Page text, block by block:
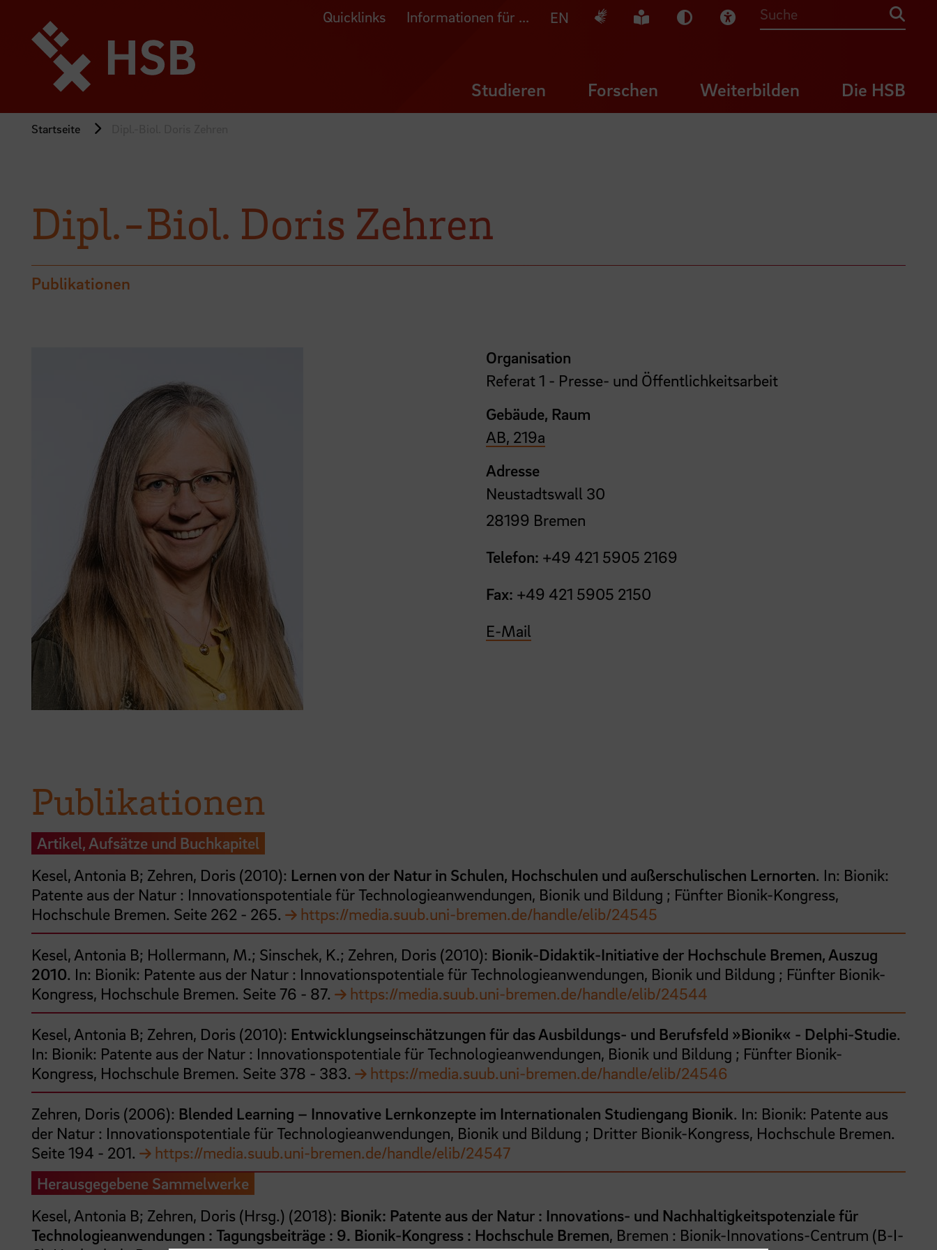
Seiteninhalt
springen
Quicklinks Informationen für ... EN Deutsche Gebärdensprache
Leichte Sprache
Dunkel-Modus
Visuelle Hilfe
Suche
Studieren Forschen Weiterbilden Die HSB
Startseite
Dipl.-Biol. Doris Zehren
Publikationen
Organisation
Referat 1 - Presse- und Öffentlichkeitsarbeit
Gebäude, Raum
AB, 219a
Adresse
Neustadtswall 30
28199 Bremen
Telefon: +49 421 5905 2169
Fax: +49 421 5905 2150
E-Mail
Publikationen
Artikel, Aufsätze und Buchkapitel
Kesel, Antonia B; Zehren, Doris (2010): Lernen von der Natur in Schulen, Hochschulen und außerschulischen Lernorten. In: Bionik:
Patente aus der Natur : Innovationspotentiale für Technologieanwendungen, Bionik und Bildung ; Fünfter Bionik-Kongress,
Hochschule Bremen. Seite 262 - 265. https://media.suub.uni-bremen.de/handle/elib/24545
Kesel, Antonia B; Hollermann, M.; Sinschek, K.; Zehren, Doris (2010): Bionik-Didaktik-Initiative der Hochschule Bremen, Auszug
2010. In: Bionik: Patente aus der Natur : Innovationspotentiale für Technologieanwendungen, Bionik und Bildung ; Fünfter Bionik-
Kongress, Hochschule Bremen. Seite 76 - 87. https://media.suub.uni-bremen.de/handle/elib/24544
Kesel, Antonia B; Zehren, Doris (2010): Entwicklungseinschätzungen für das Ausbildungs- und Berufsfeld »Bionik« - Delphi-Studie.
In: Bionik: Patente aus der Natur : Innovationspotentiale für Technologieanwendungen, Bionik und Bildung ; Fünfter Bionik-
Kongress, Hochschule Bremen. Seite 378 - 383. https://media.suub.uni-bremen.de/handle/elib/24546
Zehren, Doris (2006): Blended Learning – Innovative Lernkonzepte im Internationalen Studiengang Bionik. In: Bionik: Patente aus
der Natur : Innovationspotentiale für Technologieanwendungen, Bionik und Bildung ; Dritter Bionik-Kongress, Hochschule Bremen.
Seite 194 - 201.
https://media.suub.uni-bremen.de/handle/elib/24547
Herausgegebene Sammelwerke
Kesel, Antonia B; Zehren, Doris (Hrsg.) (2018): Bionik: Patente aus der Natur : Innovations- und Nachhaltigkeitspotenziale für
Technologieanwendungen : Tagungsbeiträge : 9. Bionik-Kongress : Hochschule Bremen, Bremen : Bionik-Innovations-Centrum (B-I-